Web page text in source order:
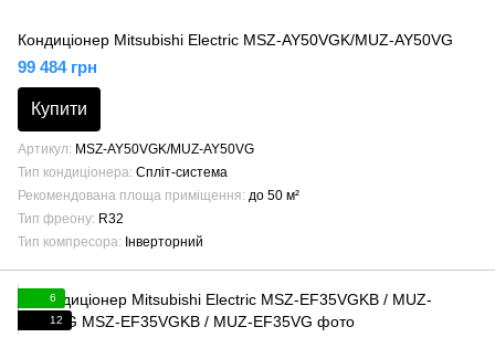
Кондиціонер Mitsubishi Electric MSZ-AY50VGK/MUZ-AY50VG
99 484 грн
Купити
Артикул
MSZ-AY50VGK/MUZ-AY50VG
Тип кондиціонера Спліт-система
Рекомендована площа приміщення до 50 м²
Тип фреону R32
Тип компресора
Інверторний
6
12